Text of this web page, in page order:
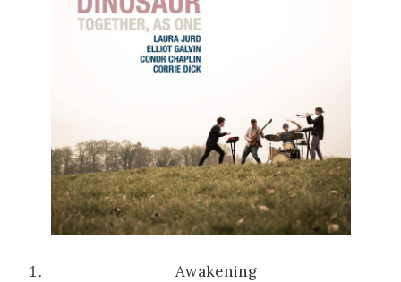
Awakening